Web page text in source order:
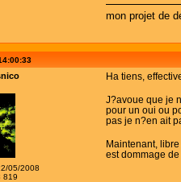
mon projet de
05/2008
819
Ha tiens,
J?avoue que je
pour un oui ou
pas je n?en ait
Maintenant,
est dommage